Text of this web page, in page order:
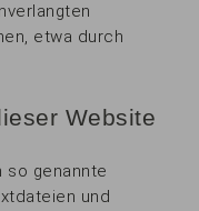
etwa durch
Website
so genannte
und